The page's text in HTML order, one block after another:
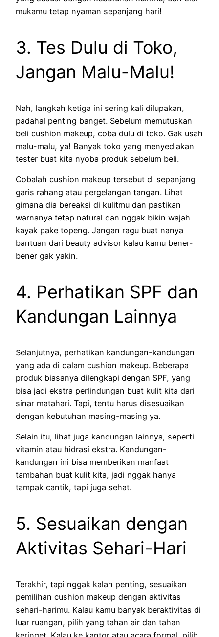
mukamu tetap nyaman sepanjang hari!
3. Tes Dulu di Toko,
Jangan Malu-Malu!
Nah, langkah ketiga ini sering kali dilupakan,
padahal penting banget. Sebelum memutuskan
beli cushion makeup, coba dulu di toko. Gak usah
malu-malu, ya! Banyak toko yang menyediakan
tester buat kita nyoba produk sebelum beli.
Cobalah cushion makeup tersebut di sepanjang
garis rahang atau pergelangan tangan. Lihat
gimana dia bereaksi di kulitmu dan pastikan
warnanya tetap natural dan nggak bikin wajah
kayak pake topeng. Jangan ragu buat nanya
bantuan dari beauty advisor kalau kamu bener-
bener gak yakin.
4. Perhatikan SPF dan
Kandungan Lainnya
Selanjutnya, perhatikan kandungan-kandungan
yang ada di dalam cushion makeup. Beberapa
produk biasanya dilengkapi dengan SPF, yang
bisa jadi ekstra perlindungan buat kulit kita dari
sinar matahari. Tapi, tentu harus disesuaikan
dengan kebutuhan masing-masing ya.
Selain itu, lihat juga kandungan lainnya, seperti
vitamin atau hidrasi ekstra. Kandungan-
kandungan ini bisa memberikan manfaat
tambahan buat kulit kita, jadi nggak hanya
tampak cantik, tapi juga sehat.
5. Sesuaikan dengan
Aktivitas Sehari-Hari
Terakhir, tapi nggak kalah penting, sesuaikan
pemilihan cushion makeup dengan aktivitas
sehari-harimu. Kalau kamu banyak beraktivitas di
luar ruangan, pilih yang tahan air dan tahan